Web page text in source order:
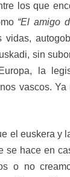
los que
“El amigo
sin
la
vascos.
el euskera y
se hace en
o no